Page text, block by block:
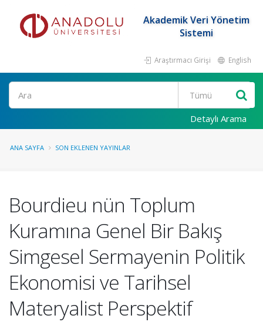
Akademik Veri Yönetim
Sistemi
Araştırmacı Girişi English
Ara
Detaylı Arama
ANA SAYFA SON EKLENEN YAYINLAR
Bourdieu nün Toplum
Kuramına Genel Bir Bakış
Simgesel Sermayenin Politik
Ekonomisi ve Tarihsel
Materyalist Perspektif